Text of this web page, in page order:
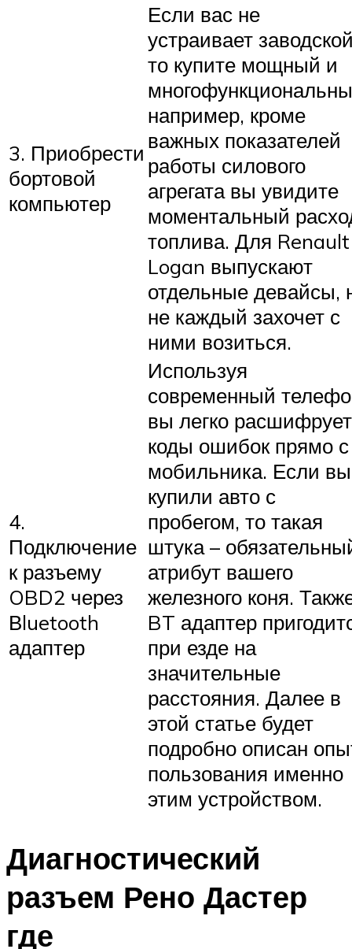
3. Приобрести
бортовой
компьютер
Если вас не
устраивает
то купите мощный и
например, кроме
важных показателей
работы силового
агрегата вы увидите
моментальный
топлива. Для Renault
Logan выпускают
отдельные девайсы,
не каждый захочет с
ними возиться.
4.
Подключение
к разъему
OBD2 через
Вluetooth
адаптер
Используя
современный
вы легко
коды ошибок прямо с
мобильника. Если вы
купили авто с
пробегом, то такая
штука –
атрибут вашего
железного коня.
BT адаптер
при езде на
значительные
расстояния. Далее в
этой статье будет
подробно описан
пользования именно
этим устройством.
Диагностический
разъем Рено Дастер
где